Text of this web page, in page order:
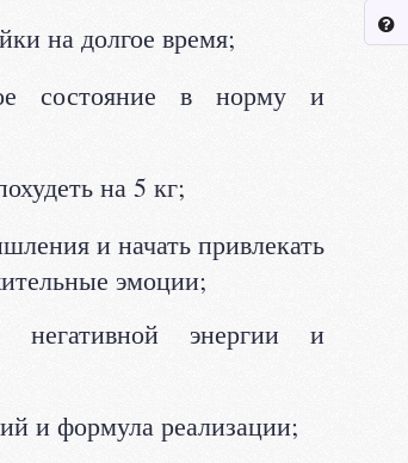
на долгое время;
состояние в норму и
на 5 кг;
и начать привлекать
эмоции;
негативной энергии и
и формула реализации;